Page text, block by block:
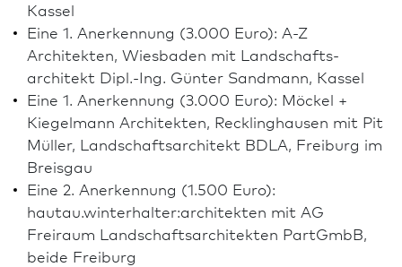
Kassel
Eine 1. Anerkennung (3.000 Euro): A-Z
Architekten, Wies­ba­den mit Landschafts­
architekt Dipl.-Ing. Günter Sandmann, Kassel
Eine 1. Anerkennung (3.000 Euro): Möckel +
Kiegelmann Architekten, Recklinghausen mit Pit
Müller, Landschafts­architekt BDLA, Freiburg im
Breisgau
Eine 2. Anerkennung (1.500 Euro):
hautau.winterhalter:architekten mit AG
Freiraum Landschafts­architekten PartGmbB,
beide Freiburg